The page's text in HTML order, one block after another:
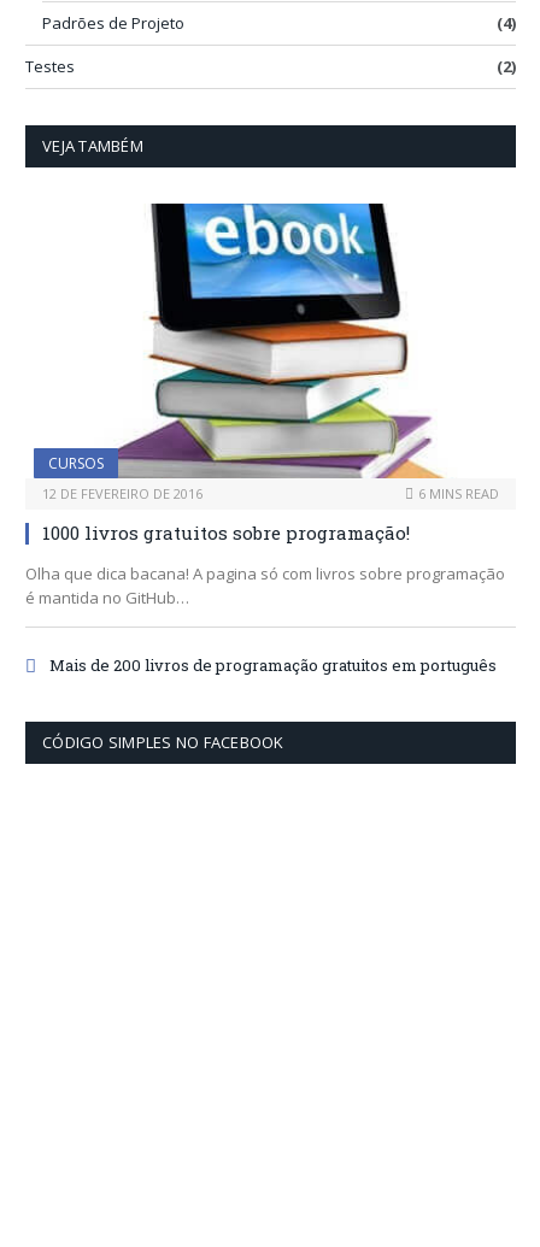
Padrões de Projeto
(4)
Testes
(2)
VEJA TAMBÉM
CURSOS
12 DE FEVEREIRO DE 2016 6 MINS READ
1000 livros gratuitos sobre programação!
Olha que dica bacana! A pagina só com livros sobre programação
é mantida no GitHub…
Mais de 200 livros de programação gratuitos em português
CÓDIGO SIMPLES NO FACEBOOK